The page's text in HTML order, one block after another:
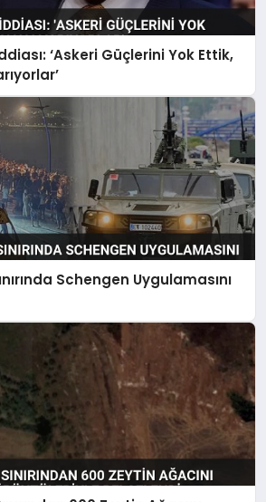
‘Askeri Güçlerini Yok Ettik,
Schengen Uygulamasını